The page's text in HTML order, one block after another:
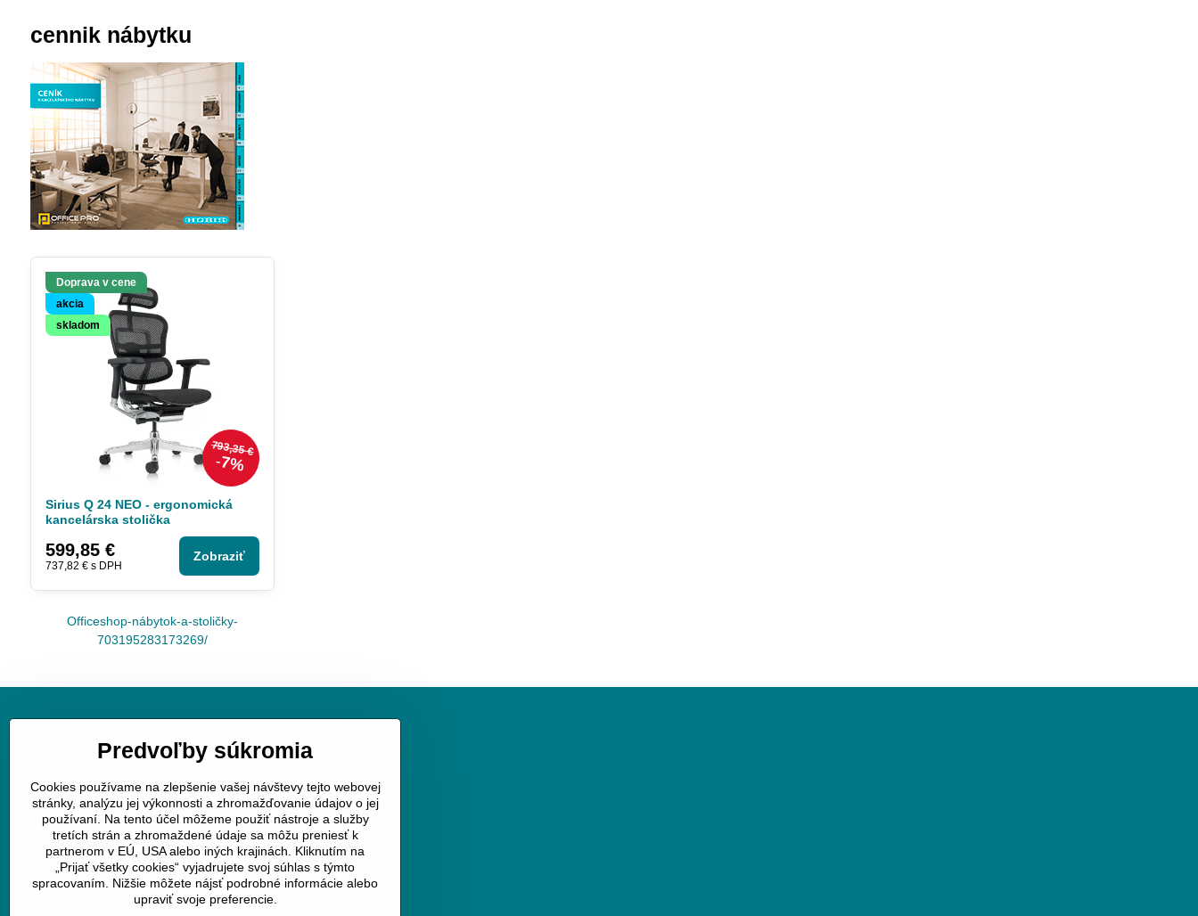
cennik nábytku
793,35 €
7%
Doprava v cene
akcia
skladom
Sirius Q 24 NEO - ergonomická
kancelárska stolička
599,85 €
737,82 € s DPH
Zobraziť
Officeshop-nábytok-a-stoličky-
703195283173269/
Kontakt
JGV trade s.r.o.
v úvoze 11
040 01 Košice
mobil : 0905258196
www.officeshop.sk
officeshop@officeshop.sk
Predvoľby súkromia
Cookies používame na zlepšenie vašej návštevy tejto webovej
stránky, analýzu jej výkonnosti a zhromažďovanie údajov o jej
používaní. Na tento účel môžeme použiť nástroje a služby
tretích strán a zhromaždené údaje sa môžu preniesť k
partnerom v EÚ, USA alebo iných krajinách. Kliknutím na
„Prijať všetky cookies“ vyjadrujete svoj súhlas s týmto
spracovaním. Nižšie môžete nájsť podrobné informácie alebo
upraviť svoje preferencie.